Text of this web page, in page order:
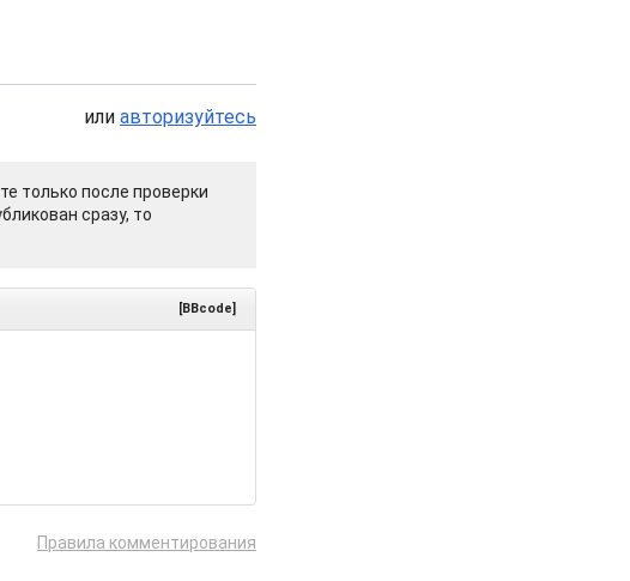
или авторизуйтесь
только после проверки
сразу, то
[BBcode]
Правила комментирования